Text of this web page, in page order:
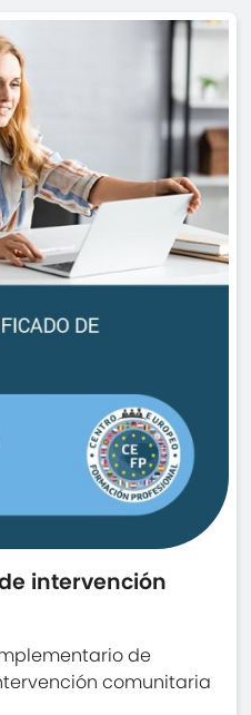
intervención
de
comunitaria